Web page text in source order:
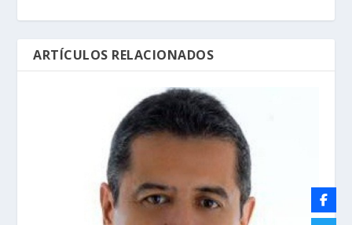
ARTÍCULOS RELACIONADOS